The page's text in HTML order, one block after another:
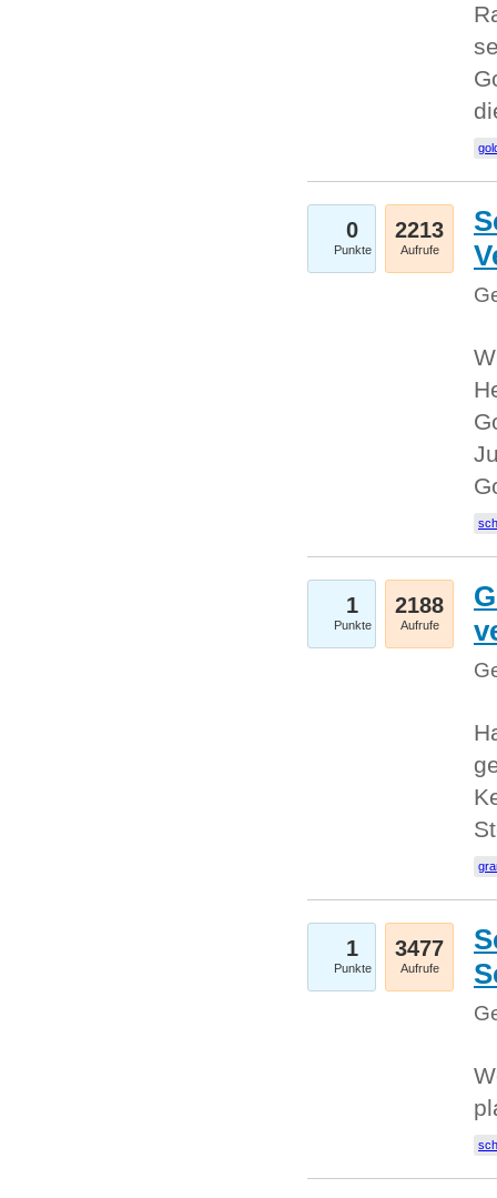
0
Punkte
2213
Aufrufe
1
Punkte
2188
Aufrufe
1
Punkte
3477
Aufrufe